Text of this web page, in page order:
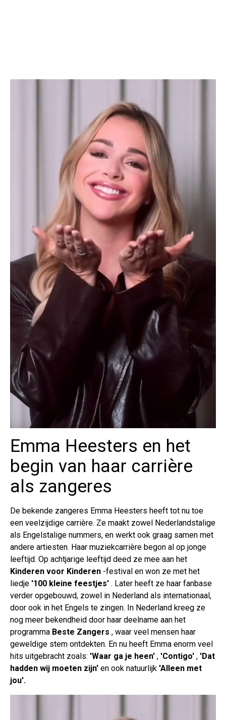
Emma Heesters en het
begin van haar carrière
als zangeres
De bekende zangeres Emma Heesters heeft tot nu toe
een veelzijdige carrière. Ze maakt zowel Nederlandstalige
als Engelstalige nummers, en werkt ook graag samen met
andere artiesten. Haar muziekcarrière begon al op jonge
leeftijd. Op achtjarige leeftijd deed ze mee aan het
Kinderen voor Kinderen -festival en won ze met het
liedje '100 kleine feestjes' . Later heeft ze haar fanbase
verder opgebouwd, zowel in Nederland als internationaal,
door ook in het Engels te zingen. In Nederland kreeg ze
nog meer bekendheid door haar deelname aan het
programma Beste Zangers , waar veel mensen haar
geweldige stem ontdekten. En nu heeft Emma enorm veel
hits uitgebracht zoals: 'Waar ga je heen' , 'Contigo' , 'Dat
hadden wij moeten zijn' en ook natuurlijk 'Alleen met
jou'.